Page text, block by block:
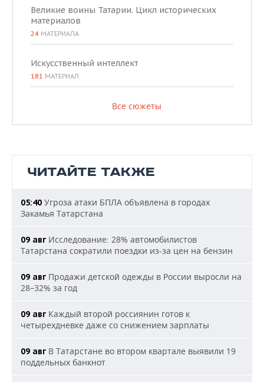
Великие воины Татарии. Цикл исторических
материалов
24 МАТЕРИАЛА
Искусственный интеллект
181 МАТЕРИАЛ
Все сюжеты
ЧИТАЙТЕ ТАКЖЕ
05:40 Угроза атаки БПЛА объявлена в городах
Закамья Татарстана
09 авг Исследование: 28% автомобилистов
Татарстана сократили поездки из-за цен на бензин
09 авг Продажи детской одежды в России выросли на
28–32% за год
09 авг Каждый второй россиянин готов к
четырехдневке даже со снижением зарплаты
09 авг В Татарстане во втором квартале выявили 19
поддельных банкнот